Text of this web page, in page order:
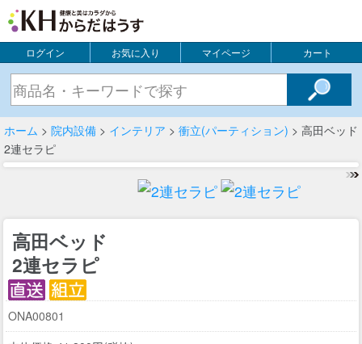
ログイン お気に入り マイページ カート
ホーム > 院内設備 > インテリア > 衝立(パーティション) > 高田ベッド
2連セラピ
高田ベッド
2連セラピ
ONA00801